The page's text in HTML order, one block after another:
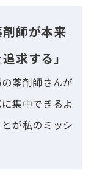
剤師が本来
求する」
薬剤師さんが
集中できるよ
が私のミッシ